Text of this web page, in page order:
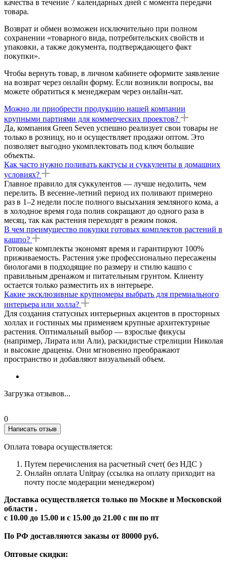
качества в течение 7 календарных дней с момента передачи
товара.
Возврат и обмен возможен исключительно при полном
сохранении «товарного вида, потребительских свойств и
упаковки, а также документа, подтверждающего факт
покупки».
Чтобы вернуть товар, в личном кабинете оформите заявление
на возврат через онлайн форму. Если возникли вопросы, вы
можете обратиться к менеджерам через онлайн-чат.
Можно ли приобрести продукцию нашей компании
крупными партиями для коммерческих проектов?
Да, компания Green Seven успешно реализует свои товары не
только в розницу, но и осуществляет продажи оптом. Это
позволяет выгодно укомплектовать под ключ большие
объекты.
Как часто нужно поливать кактусы и суккуленты в домашних
условиях?
Главное правило для суккулентов — лучше недолить, чем
перелить. В весенне-летний период их поливают примерно
раз в 1–2 недели после полного высыхания земляного кома, а
в холодное время года полив сокращают до одного раза в
месяц, так как растения переходят в режим покоя.
В чем преимущество покупки готовых комплектов растений в
кашпо?
Готовые комплекты экономят время и гарантируют 100%
приживаемость. Растения уже профессионально пересажены
биологами в подходящие по размеру и стилю кашпо с
правильным дренажом и питательным грунтом. Клиенту
остается только разместить их в интерьере.
Какие эксклюзивные крупномеры выбрать для премиального
интерьера или холла?
Для создания статусных интерьерных акцентов в просторных
холлах и гостиных мы применяем крупные архитектурные
растения. Оптимальный выбор — взрослые фикусы
(например, Лирата или Али), раскидистые стрелиции Николая
и высокие драцены. Они мгновенно преображают
пространство и добавляют визуальный объем.
Загрузка отзывов...
0
Написать отзыв
Оплата товара осуществляется:
Путем перечисления на расчетный счет( без НДС )
Онлайн оплата Unitpay (ссылка на оплату приходит на
почту после модерации менеджером)
Доставка осуществляется только по Москве и Московской
области .
с 10.00 до 15.00 и с 15.00 до 21.00 с пн по пт
По РФ доставляются заказы от 80000 руб.
Оптовые скидки: